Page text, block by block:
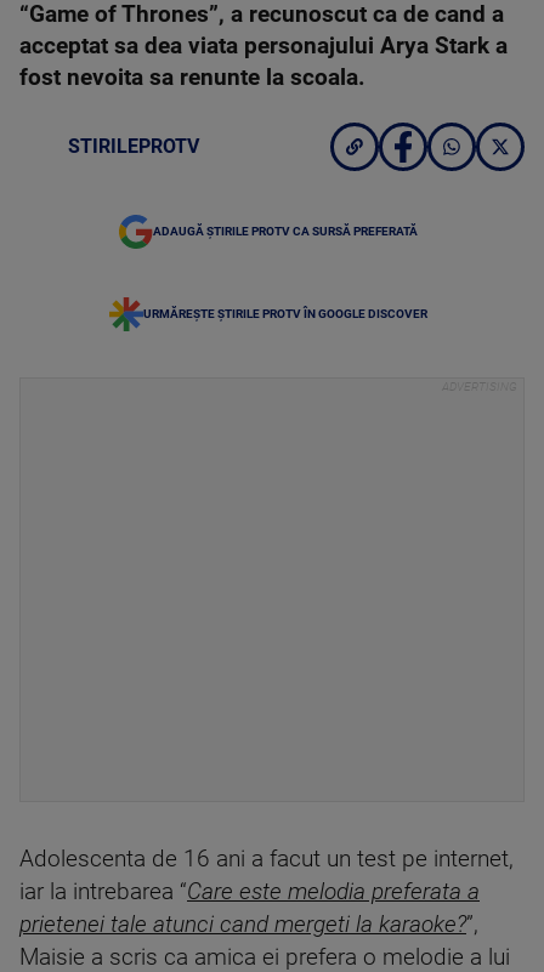
“Game of Thrones”, a recunoscut ca de cand a
acceptat sa dea viata personajului Arya Stark a
fost nevoita sa renunte la scoala.
STIRILEPROTV
ADAUGĂ ȘTIRILE PROTV CA SURSĂ PREFERATĂ
URMĂREȘTE ȘTIRILE PROTV ÎN GOOGLE DISCOVER
Adolescenta de 16 ani a facut un test pe internet,
iar la intrebarea “Care este melodia preferata a
prietenei tale atunci cand mergeti la karaoke?”,
Maisie a scris ca amica ei prefera o melodie a lui